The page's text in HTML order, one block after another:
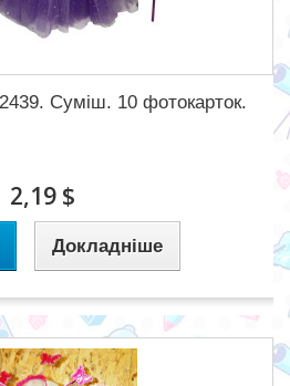
Суміш. 10 фотокарток.
2,19 $
Докладніше